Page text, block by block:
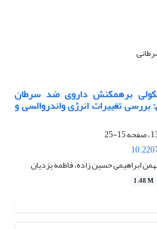
برهمکنش داروی ضد سرطان
بررسی تغییرات انرژی واندروالسی و
15-25
ابراهیمی حسین زاده، فاطمه یزدیان
1.48 M